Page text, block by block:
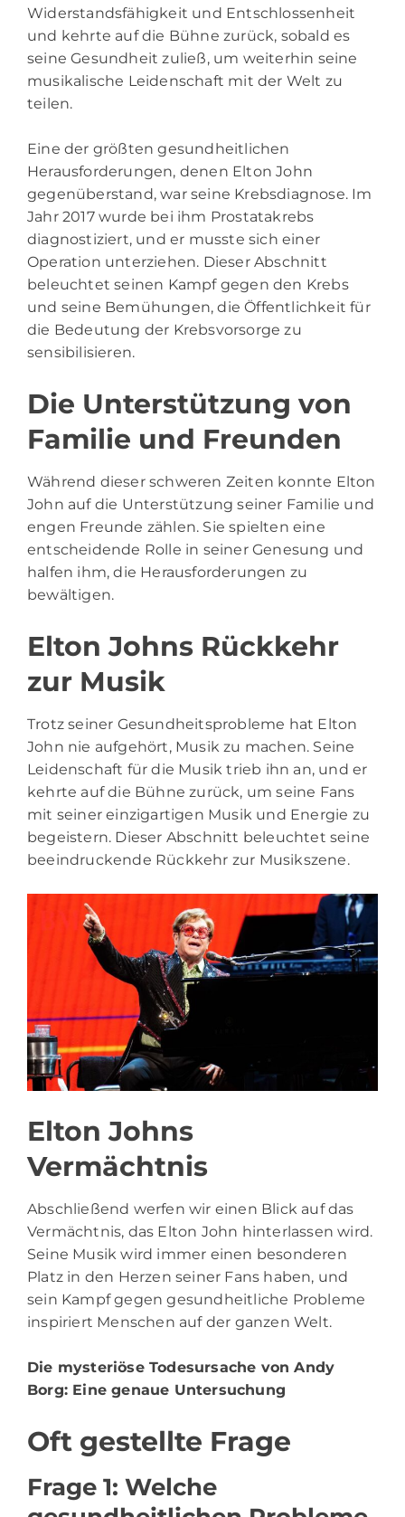
Widerstandsfähigkeit und Entschlossenheit
und kehrte auf die Bühne zurück, sobald es
seine Gesundheit zuließ, um weiterhin seine
musikalische Leidenschaft mit der Welt zu
teilen.
Eine der größten gesundheitlichen
Herausforderungen, denen Elton John
gegenüberstand, war seine Krebsdiagnose. Im
Jahr 2017 wurde bei ihm Prostatakrebs
diagnostiziert, und er musste sich einer
Operation unterziehen. Dieser Abschnitt
beleuchtet seinen Kampf gegen den Krebs
und seine Bemühungen, die Öffentlichkeit für
die Bedeutung der Krebsvorsorge zu
sensibilisieren.
Die Unterstützung von
Familie und Freunden
Während dieser schweren Zeiten konnte Elton
John auf die Unterstützung seiner Familie und
engen Freunde zählen. Sie spielten eine
entscheidende Rolle in seiner Genesung und
halfen ihm, die Herausforderungen zu
bewältigen.
Elton Johns Rückkehr
zur Musik
Trotz seiner Gesundheitsprobleme hat Elton
John nie aufgehört, Musik zu machen. Seine
Leidenschaft für die Musik trieb ihn an, und er
kehrte auf die Bühne zurück, um seine Fans
mit seiner einzigartigen Musik und Energie zu
begeistern. Dieser Abschnitt beleuchtet seine
beeindruckende Rückkehr zur Musikszene.
Elton Johns
Vermächtnis
Abschließend werfen wir einen Blick auf das
Vermächtnis, das Elton John hinterlassen wird.
Seine Musik wird immer einen besonderen
Platz in den Herzen seiner Fans haben, und
sein Kampf gegen gesundheitliche Probleme
inspiriert Menschen auf der ganzen Welt.
Die mysteriöse Todesursache von Andy
Borg: Eine genaue Untersuchung
Oft gestellte Frage
Frage 1: Welche